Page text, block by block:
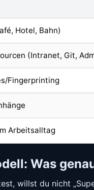
Hotel, Bahn)
(Intranet, Git,
Fingerprinting
Arbeitsalltag
Was
willst du nicht